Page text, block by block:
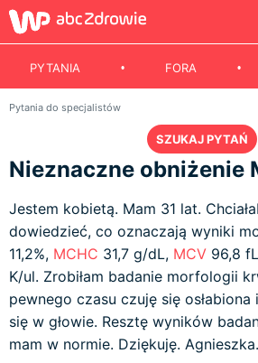
PYTANIA FORA
Pytania do specjalistów
SZUKAJ PYTAŃ
Nieznaczne obniżenie
Jestem kobietą. Mam 31 lat.
dowiedzieć, co oznaczają wyniki
11,2%, MCHC 31,7 g/dL, MCV 96,8
K/ul. Zrobiłam badanie morfologii
pewnego czasu czuję się
się w głowie. Resztę wyników
mam w normie. Dziękuję. Agnieszka.